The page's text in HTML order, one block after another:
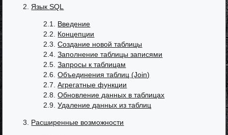
2. ЯзыкSQL
2.1. Введение
2.2. Концепции
2.3.Создание новой таблицы
2.4.Заполнение таблицы записями
2.5.Запросы к таблицам
2.6.Объединения таблиц (Join)
2.7.Агрегатные функции
2.8.Обновление данных в таблицах
2.9.Удаление данных из таблиц
3. Расширенные возможности